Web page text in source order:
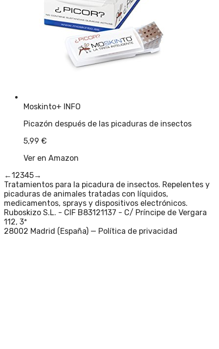
Moskinto+ INFO
Picazón después de las picaduras de insectos
5,99 €
Ver en Amazon
←12345→
Tratamientos para la picadura de insectos. Repelentes y
picaduras de animales tratadas con líquidos,
medicamentos, sprays y dispositivos electrónicos.
Ruboskizo S.L. - CIF B83121137 - C/ Príncipe de Vergara
112, 3ª
28002 Madrid (España) — Política de privacidad